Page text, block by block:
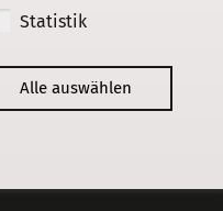
Statistik
Alle auswählen